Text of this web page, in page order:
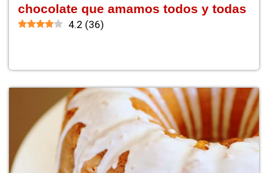
chocolate que amamos todos y todas
4.2 (36)